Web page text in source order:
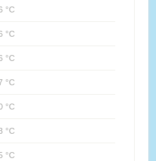
°C
°C
°C
°C
°C
°C
°C